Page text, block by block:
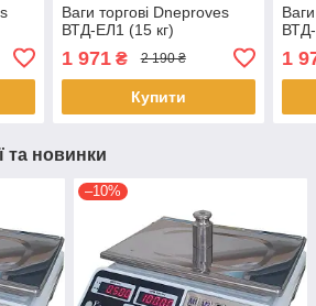
Ваги торгові Dneproves
ВТД-ЕЛ1 (15 кг)
1 971₴ 2 190 ₴
Купити
1
та новинки
–10%